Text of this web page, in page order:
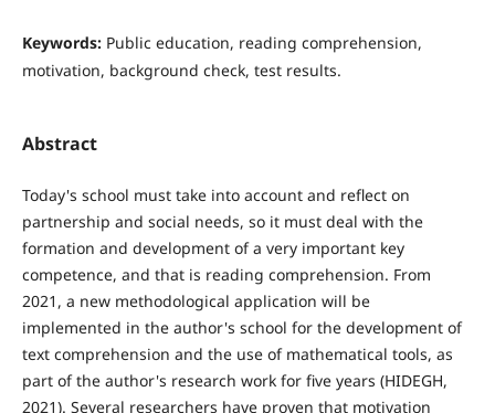
Keywords: Public education, reading comprehension,
motivation, background check, test results.
Abstract
Today's school must take into account and reflect on
partnership and social needs, so it must deal with the
formation and development of a very important key
competence, and that is reading comprehension. From
2021, a new methodological application will be
implemented in the author's school for the development of
text comprehension and the use of mathematical tools, as
part of the author's research work for five years (HIDEGH,
2021). Several researchers have proven that motivation